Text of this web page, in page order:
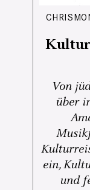
Von
über
ein,
und